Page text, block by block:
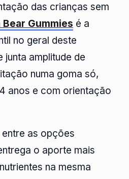
das crianças sem
Gummies é a
no geral deste
amplitude de
numa goma só,
anos e com orientação
entre as opções
o aporte mais
na mesma